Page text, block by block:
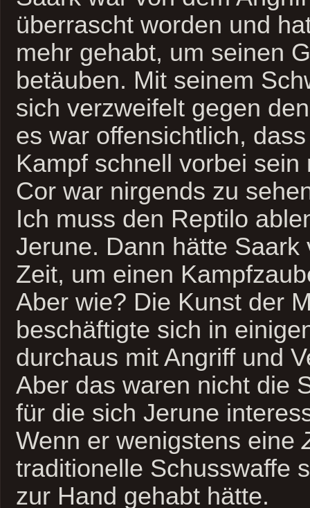
überrascht worden und
mehr gehabt, um seinen
betäuben. Mit seinem
sich verzweifelt gegen
es war offensichtlich,
Kampf schnell vorbei sein
Cor war nirgends zu
Ich muss den Reptilo
Jerune. Dann hätte Saark
Zeit, um einen
Aber wie? Die Kunst der
beschäftigte sich in
durchaus mit Angriff und
Aber das waren nicht die
für die sich Jerune
Wenn er wenigstens eine
traditionelle Schusswaffe
zur Hand gehabt hätte.